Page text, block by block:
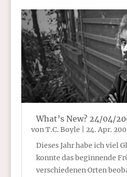
What’s New? 24/04/
vonT.C. Boyle 24. Apr.
Dieses Jahr habe ich viel
konnte das beginnende
verschiedenen Orten